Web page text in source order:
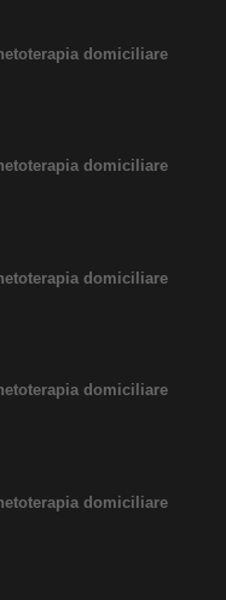
domiciliare
domiciliare
domiciliare
domiciliare
domiciliare